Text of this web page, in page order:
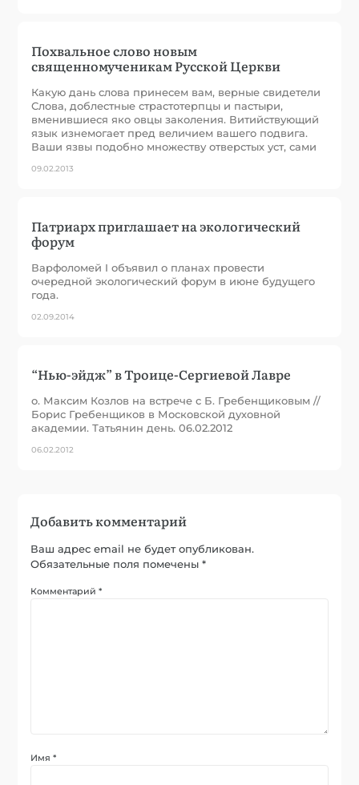
Похвальное слово новым
священномученикам Русской Церкви
Какую дань слова принесем вам, верные свидетели
Слова, доблестные страстотерпцы и пастыри,
вменившиеся яко овцы заколения. Витийствующий
язык изнемогает пред величием вашего подвига.
Ваши язвы подобно множеству отверстых уст, сами
09.02.2013
Патриарх приглашает на экологический
форум
Варфоломей I объявил о планах провести
очередной экологический форум в июне будущего
года.
02.09.2014
“Нью-эйдж” в Троице-Сергиевой Лавре
о. Максим Козлов на встрече с Б. Гребенщиковым //
Борис Гребенщиков в Московской духовной
академии. Татьянин день. 06.02.2012
06.02.2012
Добавить комментарий
Ваш адрес email не будет опубликован.
Обязательные поля помечены*
Комментарий*
Имя*